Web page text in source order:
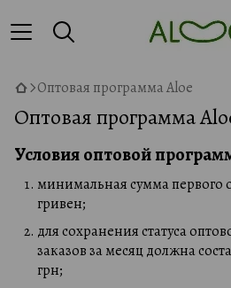
Оптовая программа Aloe
Оптовая программа
Условия оптовой
минимальная сумма первого
гривен;
для сохранения статуса
заказов за месяц должна
грн;